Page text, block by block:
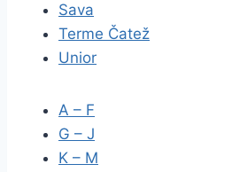
Sava
Terme Čatež
Unior
A – F
G – J
K – M